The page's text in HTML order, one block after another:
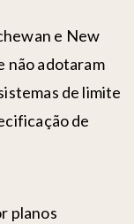
e New
não adotaram
de limite
de
planos